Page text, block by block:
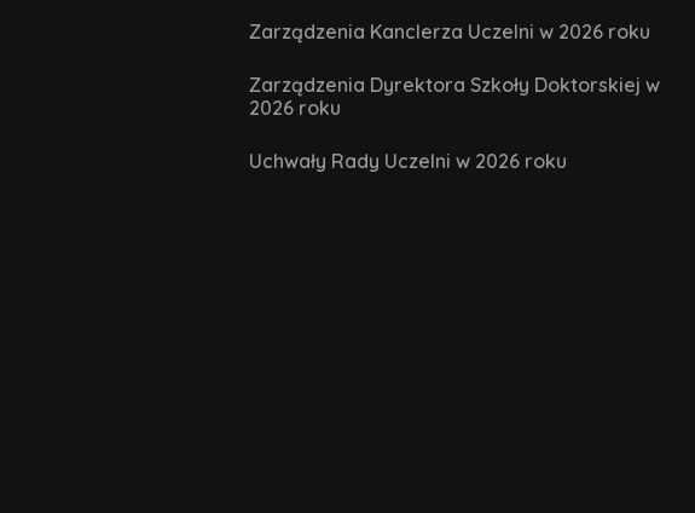
Zarządzenia Kanclerza Uczelni w 2026 roku
Zarządzenia Dyrektora Szkoły Doktorskiej w
2026 roku
Uchwały Rady Uczelni w 2026 roku